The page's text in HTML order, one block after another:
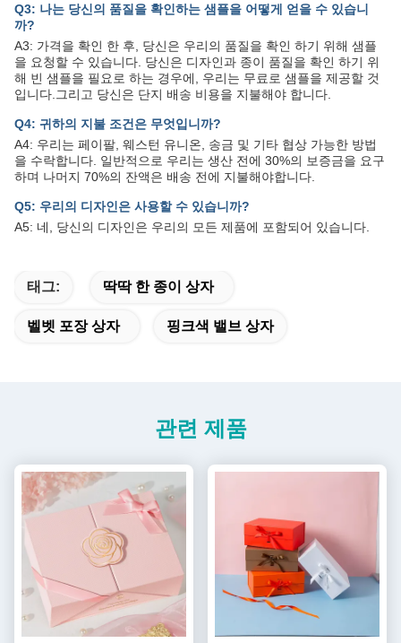
Q3: 나는 당신의 품질을 확인하는 샘플을 어떻게 얻을 수 있습니
까?
A3: 가격을 확인 한 후, 당신은 우리의 품질을 확인 하기 위해 샘플
을 요청할 수 있습니다. 당신은 디자인과 종이 품질을 확인 하기 위
해 빈 샘플을 필요로 하는 경우에, 우리는 무료로 샘플을 제공할 것
입니다.그리고 당신은 단지 배송 비용을 지불해야 합니다.
Q4: 귀하의 지불 조건은 무엇입니까?
A4: 우리는 페이팔, 웨스턴 유니온, 송금 및 기타 협상 가능한 방법
을 수락합니다. 일반적으로 우리는 생산 전에 30%의 보증금을 요구
하며 나머지 70%의 잔액은 배송 전에 지불해야합니다.
Q5: 우리의 디자인은 사용할 수 있습니까?
A5: 네, 당신의 디자인은 우리의 모든 제품에 포함되어 있습니다.
태그: 딱딱 한 종이 상자
벨벳 포장 상자 핑크색 밸브 상자
관련 제품